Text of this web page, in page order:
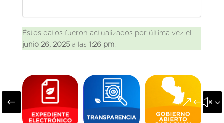
Éstos datos fueron actualizados por última vez el
junio 26, 2025a las 1:26 pm.
#